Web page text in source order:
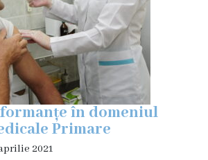
în domeniul
Primare
2021